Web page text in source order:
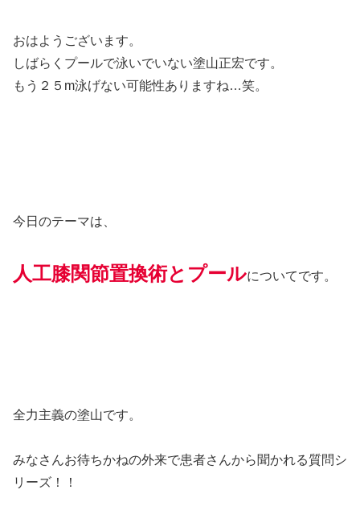
おはようございます。
しばらくプールで泳いでいない塗山正宏です。
もう２５m泳げない可能性ありますね…笑。
今日のテーマは、
人工膝関節置換術とプールについてです。
全力主義の塗山です。
みなさんお待ちかねの外来で患者さんから聞かれる質問シ
リーズ！！